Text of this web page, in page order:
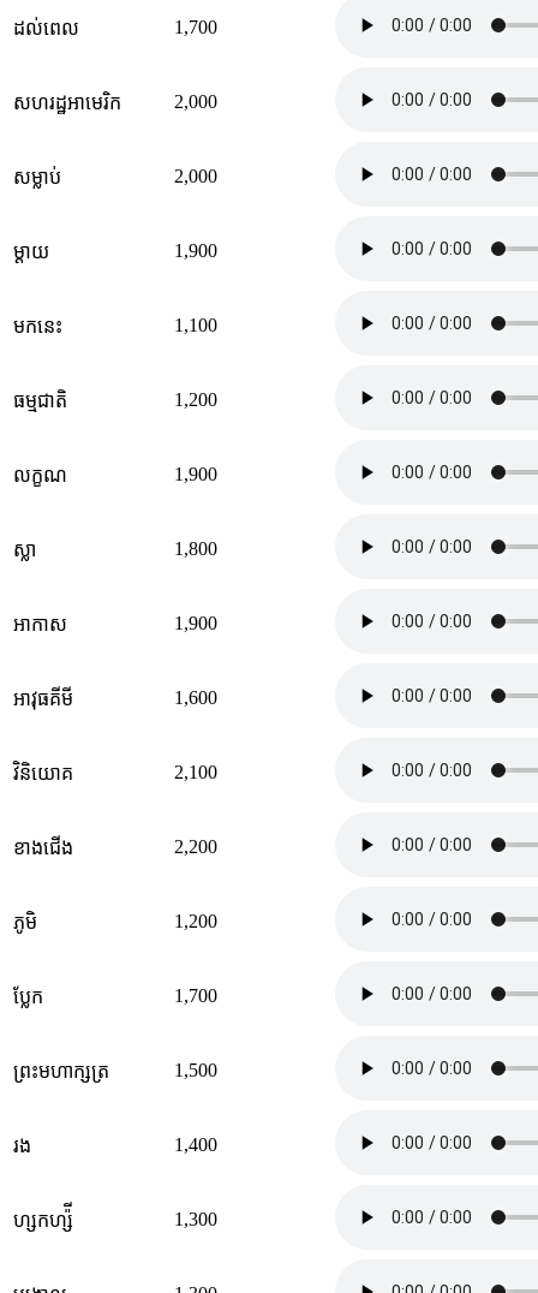
ដល់ពេល 1,700
សហរដ្ឋអាមេរិក 2,000
សម្លាប់ 2,000
ម្តាយ 1,900
មកនេះ 1,100
ធម្មជាតិ 1,200
លក្ខណ 1,900
ស្លា 1,800
អាកាស 1,900
អាវុធគីមី 1,600
វិនិយោគ 2,100
ខាងជើង 2,200
ភូមិ 1,200
ប្លែក 1,700
ព្រះមហាក្សត្រ 1,500
រង 1,400
ហ្សកហ្ស៉ី 1,300